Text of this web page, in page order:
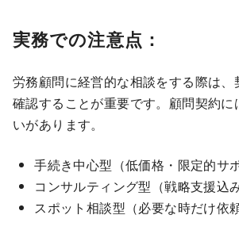
実務での注意点：
労務顧問に経営的な相談をする際は、
確認することが重要です。顧問契約に
いがあります。
手続き中心型（低価格・限定的サ
コンサルティング型（戦略支援込み
スポット相談型（必要な時だけ依頼